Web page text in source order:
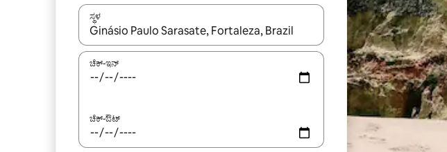
ಸ್ಥಳ
ಫಲಿತಾಂಶಗಳು ಲಭ್ಯವಿರುವಾಗ, ಅಪ್ ಮತ್ತು ಡೌನ್ ಬಾಣದ ಕೀಲಿಗಳೊಂದಿಗೆ ನ್ಯಾವಿಗೇಟ್ ಮಾಡಿ ಅಥವಾ
ಚೆಕ್-ಇನ್
ಚೆಕ್-ಔಟ್